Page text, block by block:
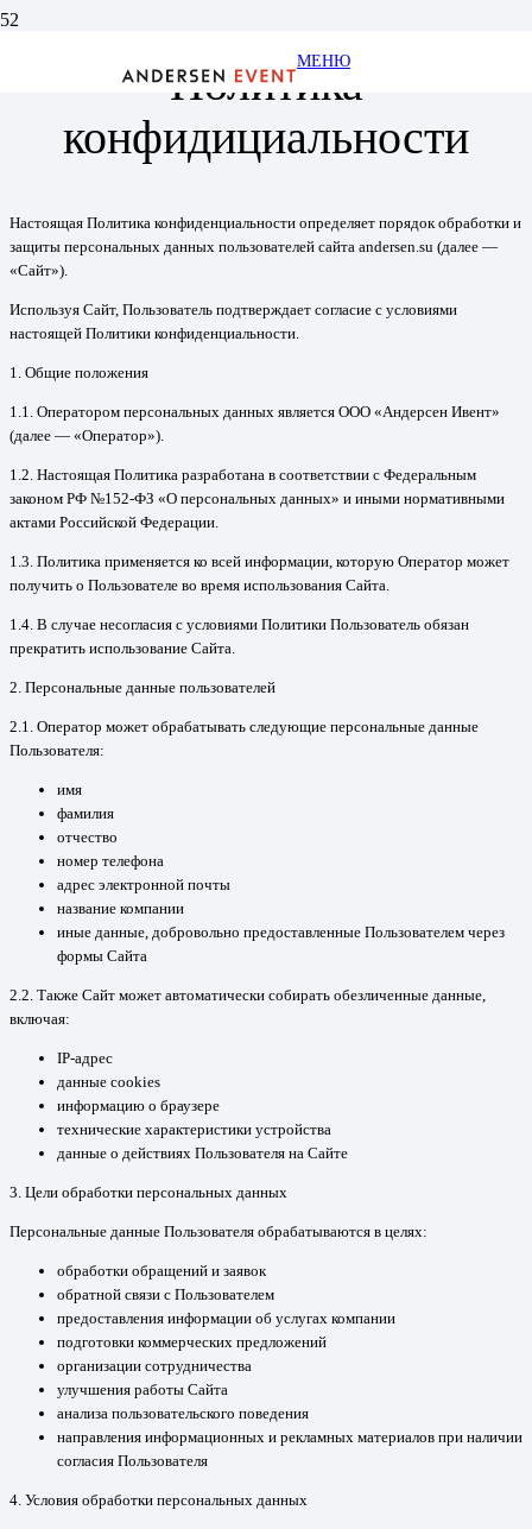
МЕНЮ
Политика
конфидициальности
Настоящая Политика конфиденциальности определяет порядок обработки и
защиты персональных данных пользователей сайта andersen.su (далее —
«Сайт»).
Используя Сайт, Пользователь подтверждает согласие с условиями
настоящей Политики конфиденциальности.
1. Общие положения
1.1. Оператором персональных данных является ООО «Андерсен Ивент»
(далее — «Оператор»).
1.2. Настоящая Политика разработана в соответствии с Федеральным
законом РФ №152-ФЗ «О персональных данных» и иными нормативными
актами Российской Федерации.
1.3. Политика применяется ко всей информации, которую Оператор может
получить о Пользователе во время использования Сайта.
1.4. В случае несогласия с условиями Политики Пользователь обязан
прекратить использование Сайта.
2. Персональные данные пользователей
2.1. Оператор может обрабатывать следующие персональные данные
Пользователя:
имя
фамилия
отчество
номер телефона
адрес электронной почты
название компании
иные данные, добровольно предоставленные Пользователем через
формы Сайта
2.2. Также Сайт может автоматически собирать обезличенные данные,
включая:
IP-адрес
данные cookies
информацию о браузере
технические характеристики устройства
данные о действиях Пользователя на Сайте
3. Цели обработки персональных данных
Персональные данные Пользователя обрабатываются в целях:
обработки обращений и заявок
обратной связи с Пользователем
предоставления информации об услугах компании
подготовки коммерческих предложений
организации сотрудничества
улучшения работы Сайта
анализа пользовательского поведения
направления информационных и рекламных материалов при наличии
согласия Пользователя
4. Условия обработки персональных данных